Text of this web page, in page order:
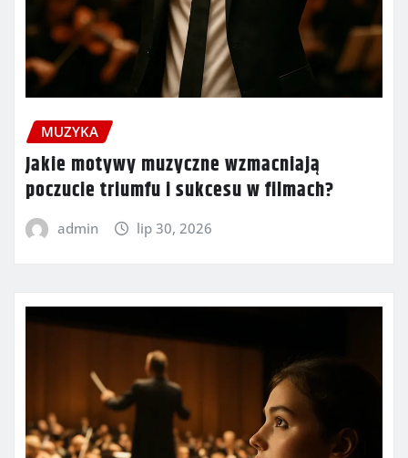
MUZYKA
Jakie motywy muzyczne wzmacniają
poczucie triumfu i sukcesu w filmach?
admin lip 30, 2026